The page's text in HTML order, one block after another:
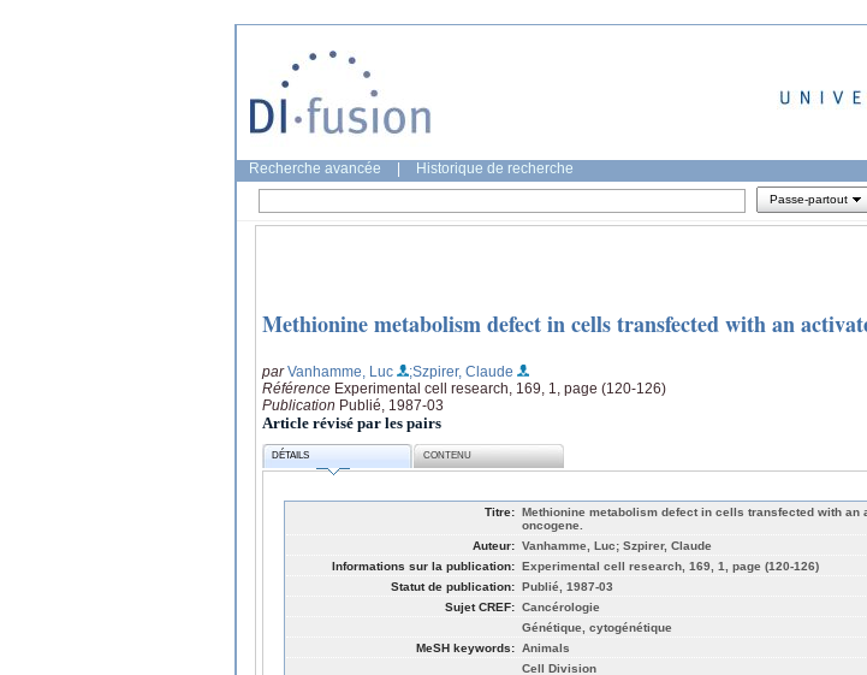
Recherche avancée Historique de recherche
Passe-partout
Methionine metabolism defect in cells transfected with an
parVanhamme, Luc
;Szpirer, Claude
Référence Experimental cell research, 169, 1, page (120-126)
Publication Publié, 1987-03
Article révisé par les pairs
DÉTAILS CONTENU
Titre: Methionine metabolism defect in cells transfected with an
oncogene.
Auteur: Vanhamme, Luc; Szpirer, Claude
Informations sur la publication: Experimental cell research, 169, 1, page (120-126)
Statut de publication: Publié, 1987-03
Sujet CREF: Cancérologie
Génétique, cytogénétique
MeSH keywords: Animals
Cell Division